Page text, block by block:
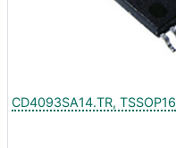
CD4093SA14.TR, TSSOP16